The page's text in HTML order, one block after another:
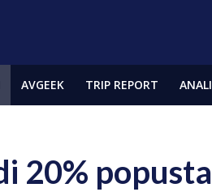
AVGEEK TRIP REPORT
20%